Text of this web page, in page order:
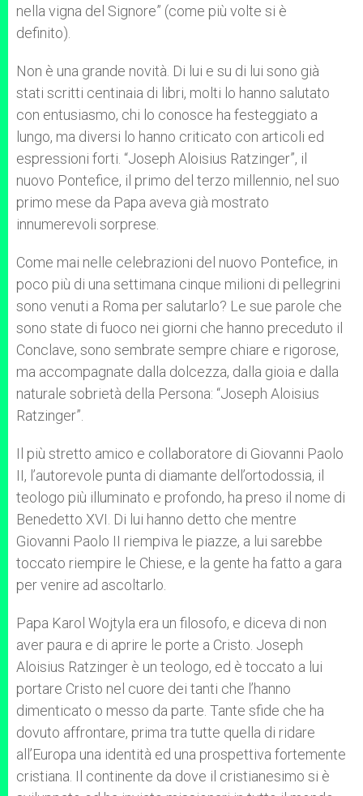
nella vigna del Signore” (come più volte si è
definito).
Non è una grande novità. Di lui e su di lui sono già
stati scritti centinaia di libri, molti lo hanno salutato
con entusiasmo, chi lo conosce ha festeggiato a
lungo, ma diversi lo hanno criticato con articoli ed
espressioni forti. “Joseph Aloisius Ratzinger”, il
nuovo Pontefice, il primo del terzo millennio, nel suo
primo mese da Papa aveva già mostrato
innumerevoli sorprese.
Come mai nelle celebrazioni del nuovo Pontefice, in
poco più di una settimana cinque milioni di pellegrini
sono venuti a Roma per salutarlo? Le sue parole che
sono state di fuoco nei giorni che hanno preceduto il
Conclave, sono sembrate sempre chiare e rigorose,
ma accompagnate dalla dolcezza, dalla gioia e dalla
naturale sobrietà della Persona: “Joseph Aloisius
Ratzinger”.
Il più stretto amico e collaboratore di Giovanni Paolo
II, l’autorevole punta di diamante dell’ortodossia, il
teologo più illuminato e profondo, ha preso il nome di
Benedetto XVI. Di lui hanno detto che mentre
Giovanni Paolo II riempiva le piazze, a lui sarebbe
toccato riempire le Chiese, e la gente ha fatto a gara
per venire ad ascoltarlo.
Papa Karol Wojtyla era un filosofo, e diceva di non
aver paura e di aprire le porte a Cristo. Joseph
Aloisius Ratzinger è un teologo, ed è toccato a lui
portare Cristo nel cuore dei tanti che l’hanno
dimenticato o messo da parte. Tante sfide che ha
dovuto affrontare, prima tra tutte quella di ridare
all’Europa una identità ed una prospettiva fortemente
cristiana. Il continente da dove il cristianesimo si è